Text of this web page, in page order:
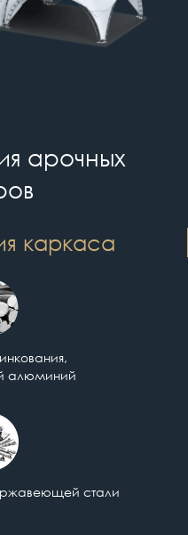
арочных
каркаса
алюминий
стали